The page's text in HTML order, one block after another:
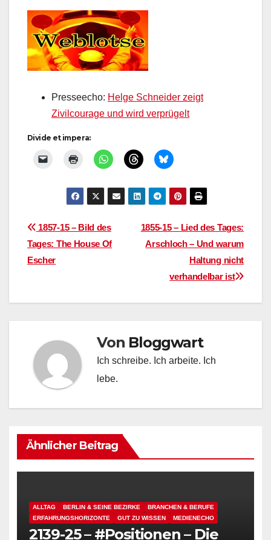
Presseecho: Helge Schneider zeigt
Zivilcourage und wird verprügelt
Divide et impera:
Beitragsnavigation
1855-15 – Lied des Tages:
Arschloch – Und warum
Haltung nicht
verhandelbar ist
1857-15 – Bild des
Tages: The House Of
Escher
Von Bloggwart
Ich schreibe. Ich arbeite. Ich
lebe.
Ähnlicher Beitrag
ALLTAG BERLIN & SEINE BEZIRKE
BRANCHEN & BERUFE
ERFAHRUNGSHORIZONTE
GUT ZU WISSEN MEDIENECHO
2139-25 – #Positionen – Die